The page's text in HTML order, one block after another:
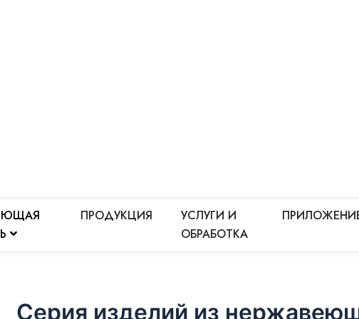
ПРОДУКЦИЯ
УСЛУГИ И
ОБРАБОТКА
Серия изделий из